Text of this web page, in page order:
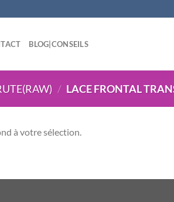
BLOG|CONSEILS
/ LACE FRONTAL
à votre sélection.